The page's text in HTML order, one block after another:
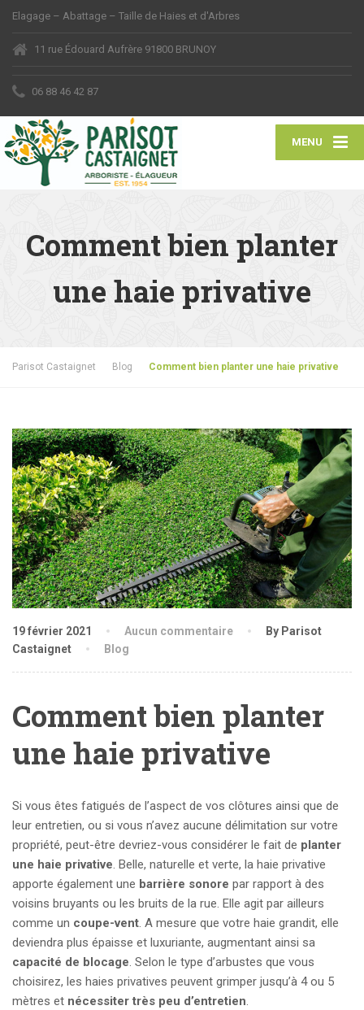
Elagage – Abattage – Taille de Haies et d'Arbres
11 rue Édouard Aufrère 91800 BRUNOY
06 88 46 42 87
MENU
Comment bien planter
une haie privative
Parisot Castaignet Blog Comment bien planter une haie privative
19 février 2021 Aucun commentaire
By Parisot
Castaignet
Blog
Comment bien planter
une haie privative
Si vous êtes fatigués de l’aspect de vos clôtures ainsi que de
leur entretien, ou si vous n’avez aucune délimitation sur votre
propriété, peut-être devriez-vous considérer le fait de planter
une haie privative. Belle, naturelle et verte, la haie privative
apporte également une barrière sonore par rapport à des
voisins bruyants ou les bruits de la rue. Elle agit par ailleurs
comme un coupe-vent. A mesure que votre haie grandit, elle
deviendra plus épaisse et luxuriante, augmentant ainsi sa
capacité de blocage. Selon le type d’arbustes que vous
choisirez, les haies privatives peuvent grimper jusqu’à 4 ou 5
mètres et nécessiter très peu d’entretien.